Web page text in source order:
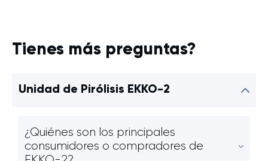
Tienes más preguntas?
Unidad de Pirólisis EKKO-2
¿Quiénes son los principales
consumidores o compradores de